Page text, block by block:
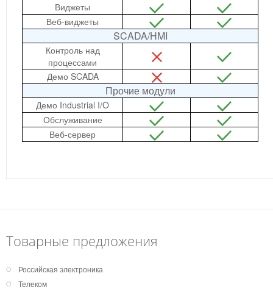
Виджеты
Веб-виджеты
SCADA/HMI
Контроль над
процессами
Демо SCADA
Прочие модули
Демо Industrial I/O
Обслуживание
Веб-сервер
Товарные предложения
Российская электроника
Телеком